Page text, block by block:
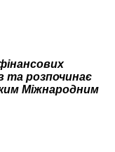
та розпочинає
Міжнародним